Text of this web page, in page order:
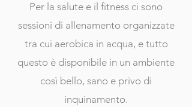
Per la salute e il fitness ci sono
sessioni di allenamento organizzate
tra cui aerobica in acqua, e tutto
questo è disponibile in un ambiente
così bello, sano e privo di
inquinamento.